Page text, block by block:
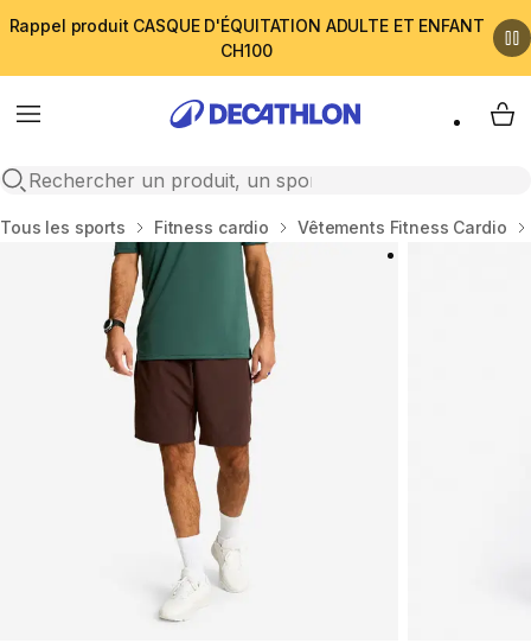
Rappel produit CASQUE D'ÉQUITATION ADULTE ET ENFANT
CH100
Menu
Open search
My
Accueil
Tous les sports Fitness cardio Vêtements Fitness Cardio